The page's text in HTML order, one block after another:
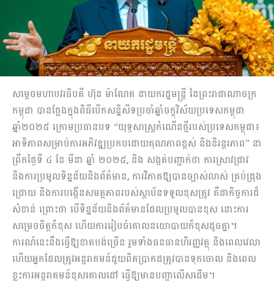
សម្តេចមហាបវរធិបតី ហ៊ុន ម៉ាណែត នាយករដ្ឋមន្ត្រី នៃព្រះរាជាណាចក្រ
កម្ពុជា បានថ្លែងក្នុងពិធីបើកសន្និសីទប្រចាំឆ្នាំចក្ខុវិស័យប្រទេសកម្ពុជា
ឆ្នាំ២០២៥ ក្រោមប្រធានបទ “យុទ្ធសាស្ត្រកំណើនថ្មីរបស់ប្រទេសកម្ពុជា៖
អាទិភាពសម្រាប់ការអភិវឌ្ឍប្រកបដោយគុណភាពខ្ពស់ និងនិរន្តរភាព” នា
ព្រឹកថ្ងៃទី ៤ ខែ មីនា ឆ្នាំ ២០២៥, និង សង្កត់បញ្ជាក់ថា ការស្រាវជ្រាវ
និងការប្រមូលទិន្នន័យនិងព័ត៌មាន, ការវិភាគឱ្យបានច្បាស់លាស់ គ្រប់ជ្រុង
ជ្រោយ​ និងការបង្កើនសមត្ថភាពរបស់ស្ថាប័នទទួលខុសត្រូវ គឺជាកិច្ចការដ៏
សំខាន់ ព្រោះថា បើទិន្នន័យនិងព័ត៌មានដែលប្រមូលបានខុស នោះការ
សម្រេចចិត្តក៏ខុស ហើយការរៀបចំគោលនយោបាយក៏ខុសដូចគ្នា។
ការណ៍នេះនឹងធ្វើឱ្យខាតបង់ច្រើន រួមទាំងធនធានហិរញ្ញវត្ថុ និងពេលវេលា
ហើយអ្នកដែលត្រូវអន្តរាគមន៍ជួយពិតប្រាកដត្រូវបានទុកចោល និងពេល
ខ្លះការអន្តរាគមន៍ខុសគោលដៅ ធ្វើឱ្យមានបញ្ហាលើសដើម។